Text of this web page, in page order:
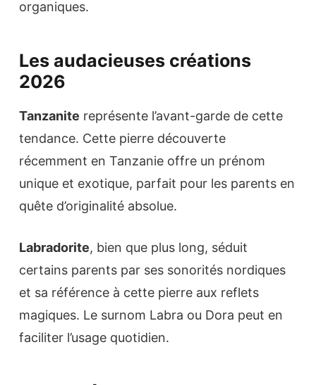
organiques.
Les audacieuses créations
2026
Tanzanite représente l’avant-garde de cette
tendance. Cette pierre découverte
récemment en Tanzanie offre un prénom
unique et exotique, parfait pour les parents en
quête d’originalité absolue.
Labradorite, bien que plus long, séduit
certains parents par ses sonorités nordiques
et sa référence à cette pierre aux reflets
magiques. Le surnom Labra ou Dora peut en
faciliter l’usage quotidien.